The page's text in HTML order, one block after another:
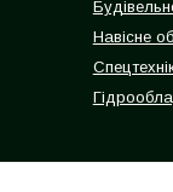
Навісне